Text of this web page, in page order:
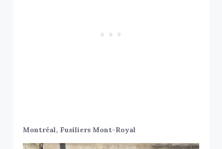
Montréal, Fusiliers Mont-Royal